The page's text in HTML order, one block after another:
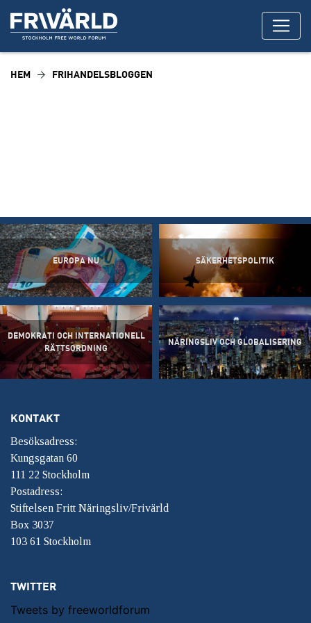
HEM FRIHANDELSBLOGGEN
EUROPA NU SÄKERHETSPOLITIK
DEMOKRATI OCH INTERNATIONELL
RÄTTSORDNING
NÄRINGSLIV OCH GLOBALISERING
KONTAKT
Besöksadress:
Kungsgatan 60
111 22 Stockholm
Postadress:
Stiftelsen Fritt Näringsliv/Frivärld
Box 3037
103 61 Stockholm
TWITTER
Tweets by freeworldforum